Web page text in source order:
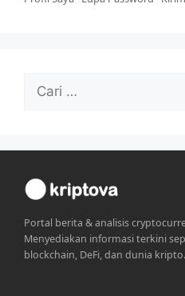
Cari
Portal berita & analisis
Menyediakan informasi terkini
blockchain, DeFi, dan dunia kripto.